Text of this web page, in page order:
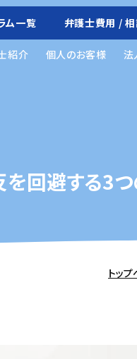
ム一覧 弁護士費用 / 相
紹介 個人のお客様 法
回避する3つ
トッ